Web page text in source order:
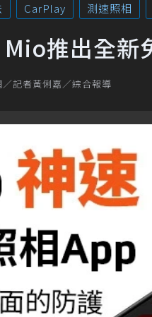
CarPlay 測速照相
推出全新
記者黃俐嘉／綜合報導